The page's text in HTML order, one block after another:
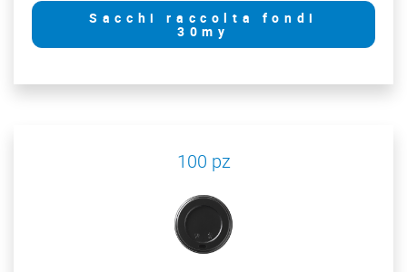
Sacchi raccolta fondi
30my
100 pz